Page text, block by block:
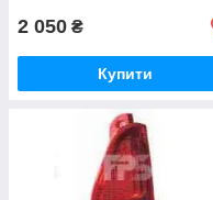
2 050 ₴
Купити